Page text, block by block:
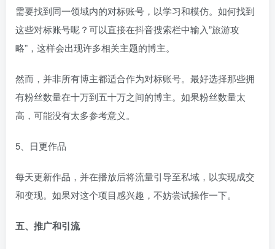
需要找到同一领域内的对标账号，以学习和模仿。如何找到
这些对标账号呢？可以直接在抖音搜索栏中输入”旅游攻
略”，这样会出现许多相关主题的博主。
然而，并非所有博主都适合作为对标账号。最好选择那些拥
有粉丝数量在十万到五十万之间的博主。如果粉丝数量太
高，可能没有太多参考意义。
5、日更作品
每天更新作品，并在播放后将流量引导至私域，以实现成交
和变现。如果对这个项目感兴趣，不妨尝试操作一下。
五、推广和引流